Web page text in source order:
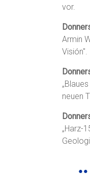
vor.
Armin
Visión".
neuen
„Harz-